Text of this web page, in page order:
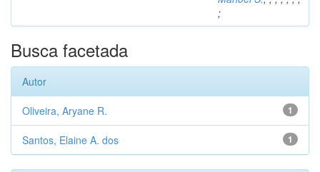
;
Busca facetada
Autor
1
Oliveira, Aryane R.
1
Santos, Elaine A. dos